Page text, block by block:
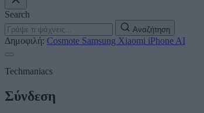
Search
Αναζήτηση
Δημοφιλή: Cosmote Samsung Xiaomi iPhone AI
Techmaniacs
Σύνδεση